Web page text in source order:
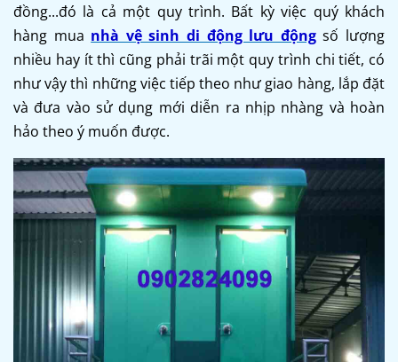
đồng...đó là cả một quy trình. Bất kỳ việc quý khách
hàng mua nhà vệ sinh di động lưu độngsố lượng
nhiều hay ít thì cũng phải trãi một quy trình chi tiết, có
như vậy thì những việc tiếp theo như giao hàng, lắp đặt
và đưa vào sử dụng mới diễn ra nhịp nhàng và hoàn
hảo theo ý muốn được.